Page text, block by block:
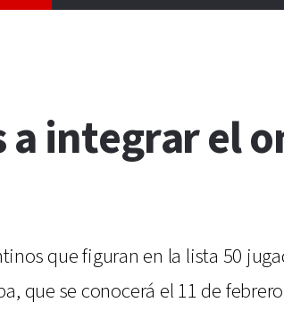
integrar el
que figuran en la lista 50
que se conocerá el 11 de